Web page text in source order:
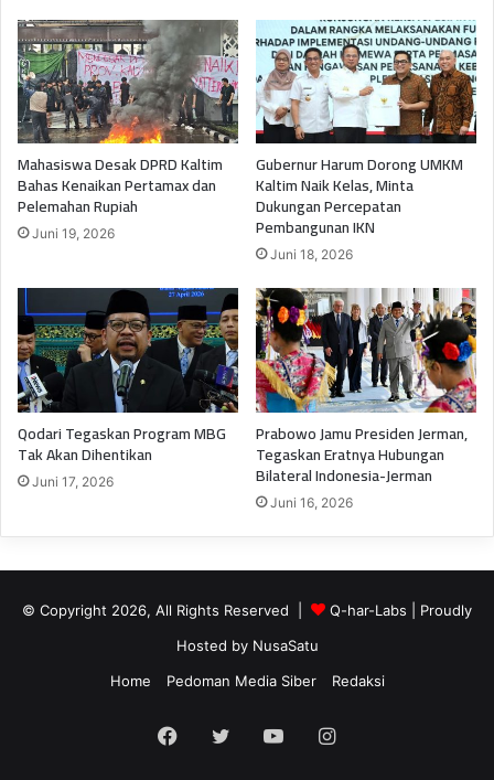
Mahasiswa Desak DPRD Kaltim
Bahas Kenaikan Pertamax dan
Pelemahan Rupiah
Juni 19, 2026
Gubernur Harum Dorong UMKM
Kaltim Naik Kelas, Minta
Dukungan Percepatan
Pembangunan IKN
Juni 18, 2026
Qodari Tegaskan Program MBG
Tak Akan Dihentikan
Juni 17, 2026
Prabowo Jamu Presiden Jerman,
Tegaskan Eratnya Hubungan
Bilateral Indonesia-Jerman
Juni 16, 2026
© Copyright 2026, All Rights Reserved | Q-har-Labs | Proudly
Hosted by NusaSatu
Home
Pedoman Media Siber Redaksi
Facebook
TwitterYouTubeInstagram